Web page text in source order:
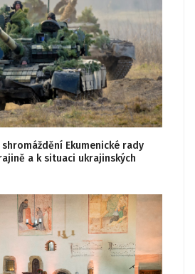
Ekumenické rady
a k situaci ukrajinských